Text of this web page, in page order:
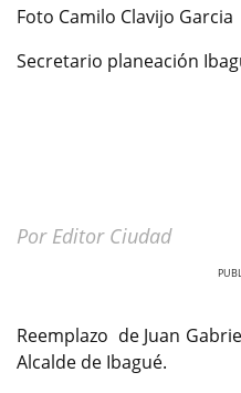
Foto Camilo Clavijo Garcia
Secretario planeación
Por Editor Ciudad
Reemplazo de Juan
Alcalde de Ibagué.